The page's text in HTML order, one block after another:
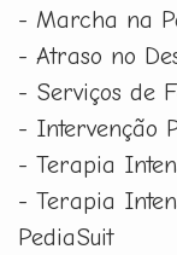
- Marcha na
- Atraso no
- Serviços de
- Intervenção
- Terapia
- Terapia
PediaSuit